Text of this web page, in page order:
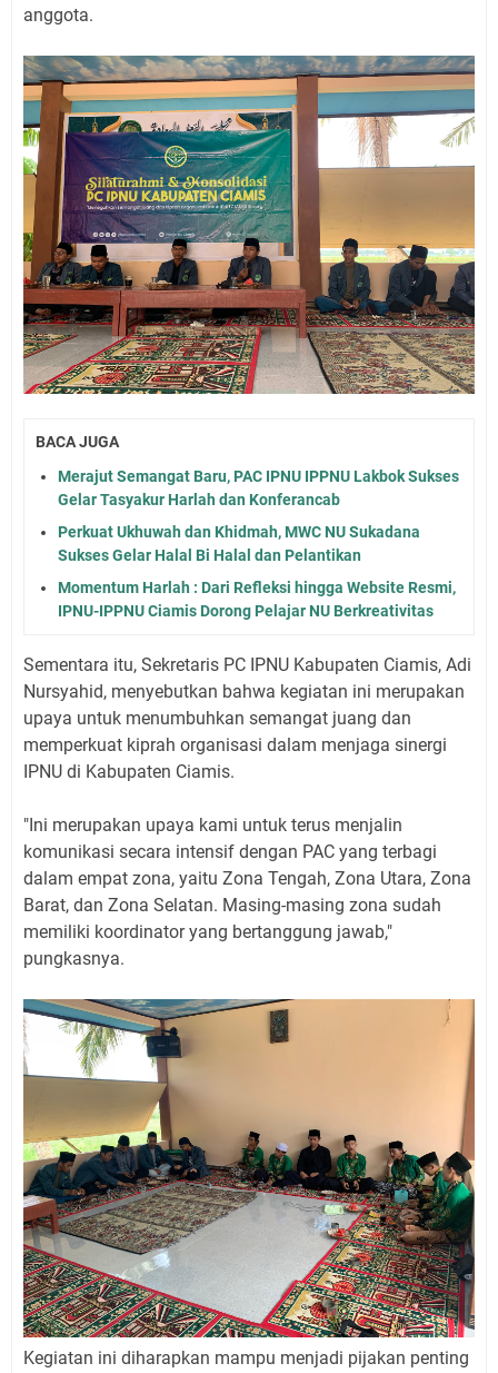
anggota.
BACA JUGA
Merajut Semangat Baru, PAC IPNU IPPNU Lakbok Sukses
Gelar Tasyakur Harlah dan Konferancab
Perkuat Ukhuwah dan Khidmah, MWC NU Sukadana
Sukses Gelar Halal Bi Halal dan Pelantikan
Momentum Harlah : Dari Refleksi hingga Website Resmi,
IPNU-IPPNU Ciamis Dorong Pelajar NU Berkreativitas
Sementara itu, Sekretaris PC IPNU Kabupaten Ciamis, Adi
Nursyahid, menyebutkan bahwa kegiatan ini merupakan
upaya untuk menumbuhkan semangat juang dan
memperkuat kiprah organisasi dalam menjaga sinergi
IPNU di Kabupaten Ciamis.
"Ini merupakan upaya kami untuk terus menjalin
komunikasi secara intensif dengan PAC yang terbagi
dalam empat zona, yaitu Zona Tengah, Zona Utara, Zona
Barat, dan Zona Selatan. Masing-masing zona sudah
memiliki koordinator yang bertanggung jawab,"
pungkasnya.
Kegiatan ini diharapkan mampu menjadi pijakan penting